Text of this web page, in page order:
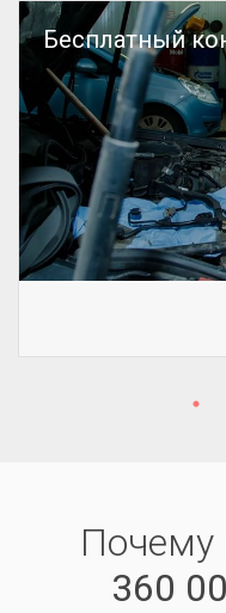
Бесплатный
Почему
360